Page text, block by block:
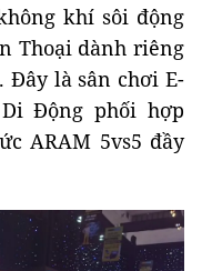
khí sôi động
Thoại dành riêng
Đây là sân chơi E-
Động phối hợp
ARAM 5vs5 đầy